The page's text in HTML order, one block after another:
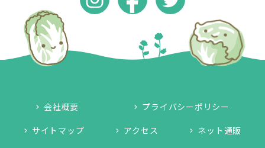
会社概要
プライバシーポリシー
サイトマップ
アクセス ネット通販